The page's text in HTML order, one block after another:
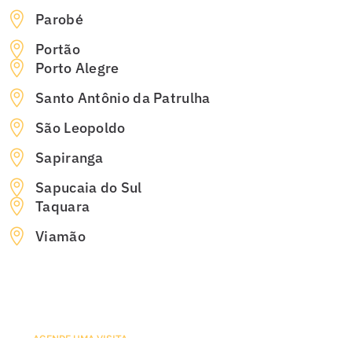
Parobé
Portão
Porto Alegre
Santo Antônio da Patrulha
São Leopoldo
Sapiranga
Sapucaia do Sul
Taquara
Viamão